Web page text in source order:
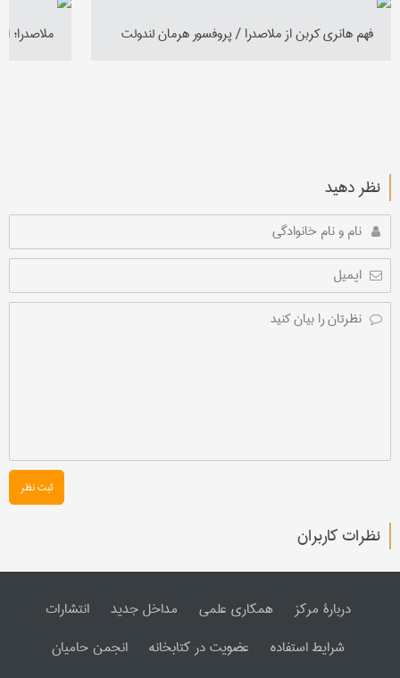
فهم هانری کربن از ملاصدرا / پروفسور هرمان لندولت ملاصدرا؛
نظر دهید
ثبت نظر
نظرات کاربران
دربارۀ مرکز همکاری علمی مداخل جدید
انتشارات
شرایط استفاده
عضویت در کتابخانه
انجمن حامیان